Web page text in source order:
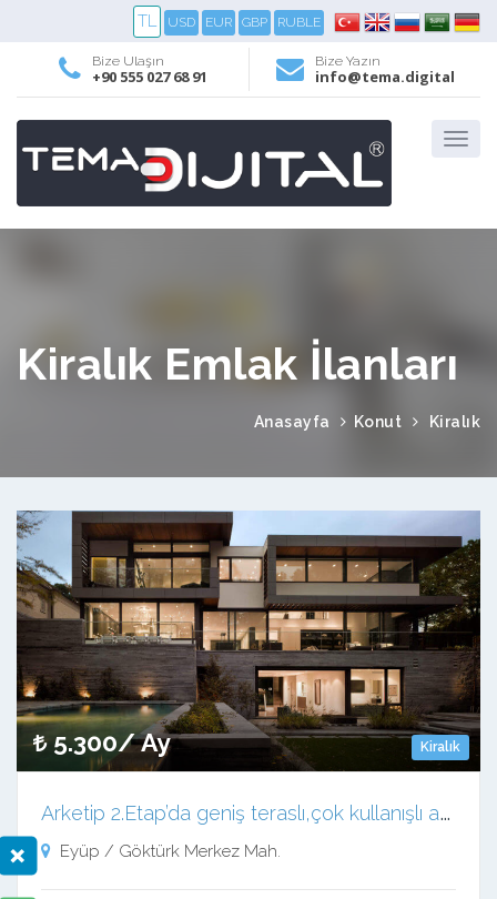
TL USD EUR GBP RUBLE
Bize Ulaşın
+90 555 027 68 91
Bize Yazın
info@tema.digital
Kiralık Emlak İlanları
Anasayfa Konut Kiralık
Kiralık
5.300/ Ay
A
rketip 2.Etap’da geniş teraslı,çok kullanışlı ara kat 3+1 daire
Eyüp / Göktürk Merkez Mah.